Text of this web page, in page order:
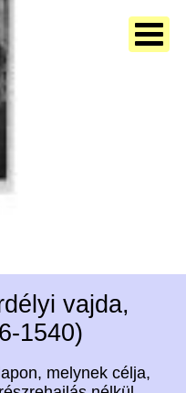
vajda,
1540)
melynek célja,